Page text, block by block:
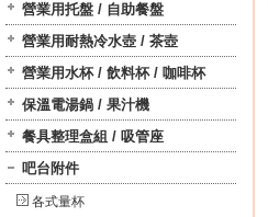
營業用托盤 / 自助餐盤
營業用耐熱冷水壺 / 茶壺
營業用水杯 / 飲料杯 / 咖啡杯
保溫電湯鍋 / 果汁機
餐具整理盒組 / 吸管座
吧台附件
各式量杯